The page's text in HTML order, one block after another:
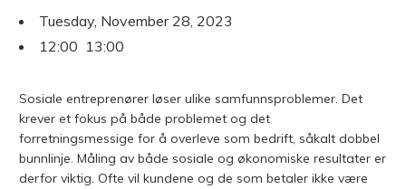
Tuesday, November 28, 2023
12:00 13:00
Sosiale entreprenører løser ulike samfunnsproblemer. Det
krever et fokus på både problemet og det
forretningsmessige for å overleve som bedrift, såkalt dobbel
bunnlinje. Måling av både sosiale og økonomiske resultater er
derfor viktig. Ofte vil kundene og de som betaler ikke være